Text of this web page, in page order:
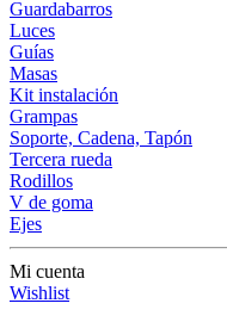
Guardabarros
Luces
Guías
Masas
Kit instalación
Grampas
Soporte, Cadena, Tapón
Tercera rueda
Rodillos
V de goma
Ejes
Mi cuenta
Wishlist